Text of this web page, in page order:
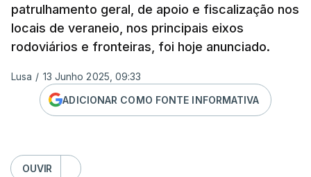
patrulhamento geral, de apoio e fiscalização nos
locais de veraneio, nos principais eixos
rodoviários e fronteiras, foi hoje anunciado.
Lusa / 13 Junho 2025, 09:33
ADICIONAR COMO FONTE INFORMATIVA
OUVIR